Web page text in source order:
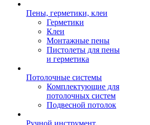
Пены, герметики, клеи
Герметики
Клеи
Монтажные пены
Пистолеты для пены
и герметика
Потолочные системы
Комплектующие для
потолочных систем
Подвесной потолок